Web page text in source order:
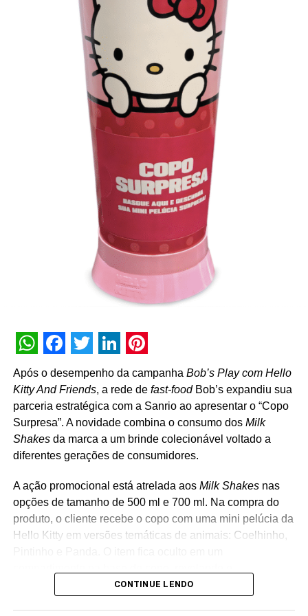
dos pratos prontos.
FICHA TÉCNICA
Título: Esconde-Esconde
Anunciante: BRF
Produto: Pratos Prontos Sadia
Gordilho
Direção Executiva de Criação: Rynaldo Gondim
Criação: Rynaldo Gondim/ Pedro Guerra / Eduardo Vares /
Samoel Junqueira
Direção Executiva de Criação Digital: Rodrigo Marangoni
Criação: Giovanni Richetti / Saulo Vinhedo / Henrique
Chaparro / Abner Santos
Estratégia Digital: Carol Patrocínio, Dayana Teixeira,
Marina Soares
Gerente de Conteúdo: Carol Patrocínio, Dayana Teixeira
Conteúdo: Marina Soares
VP de Operações e Atendimento: Carolina Boccia
Atendimento: Maira Bandeira / Juliana Jordão / Jaqueline
Mídia: Agnieszka Halina Porada / Luciana Prado / Camila
WhatsApp
Facebook
Twitter
LinkedIn
Pinterest
Após o desempenho da campanha Bob’s Play com Hello
Kitty And Friends, a rede de fast-foodBob’s expandiu sua
parceria estratégica com a Sanrio ao apresentar o “Copo
Surpresa”. A novidade combina o consumo dos Milk
Shakesda marca a um brinde colecionável voltado a
diferentes gerações de consumidores.
A ação promocional está atrelada aos Milk Shakesnas
opções de tamanho de 500 ml e 700 ml. Na compra do
produto, o cliente recebe o copo com uma mini pelúcia da
Hello Kitty em versões temáticas de animais: Coelhinho,
personagem surpresa apenas no momento da abertura
CONTINUE LENDO